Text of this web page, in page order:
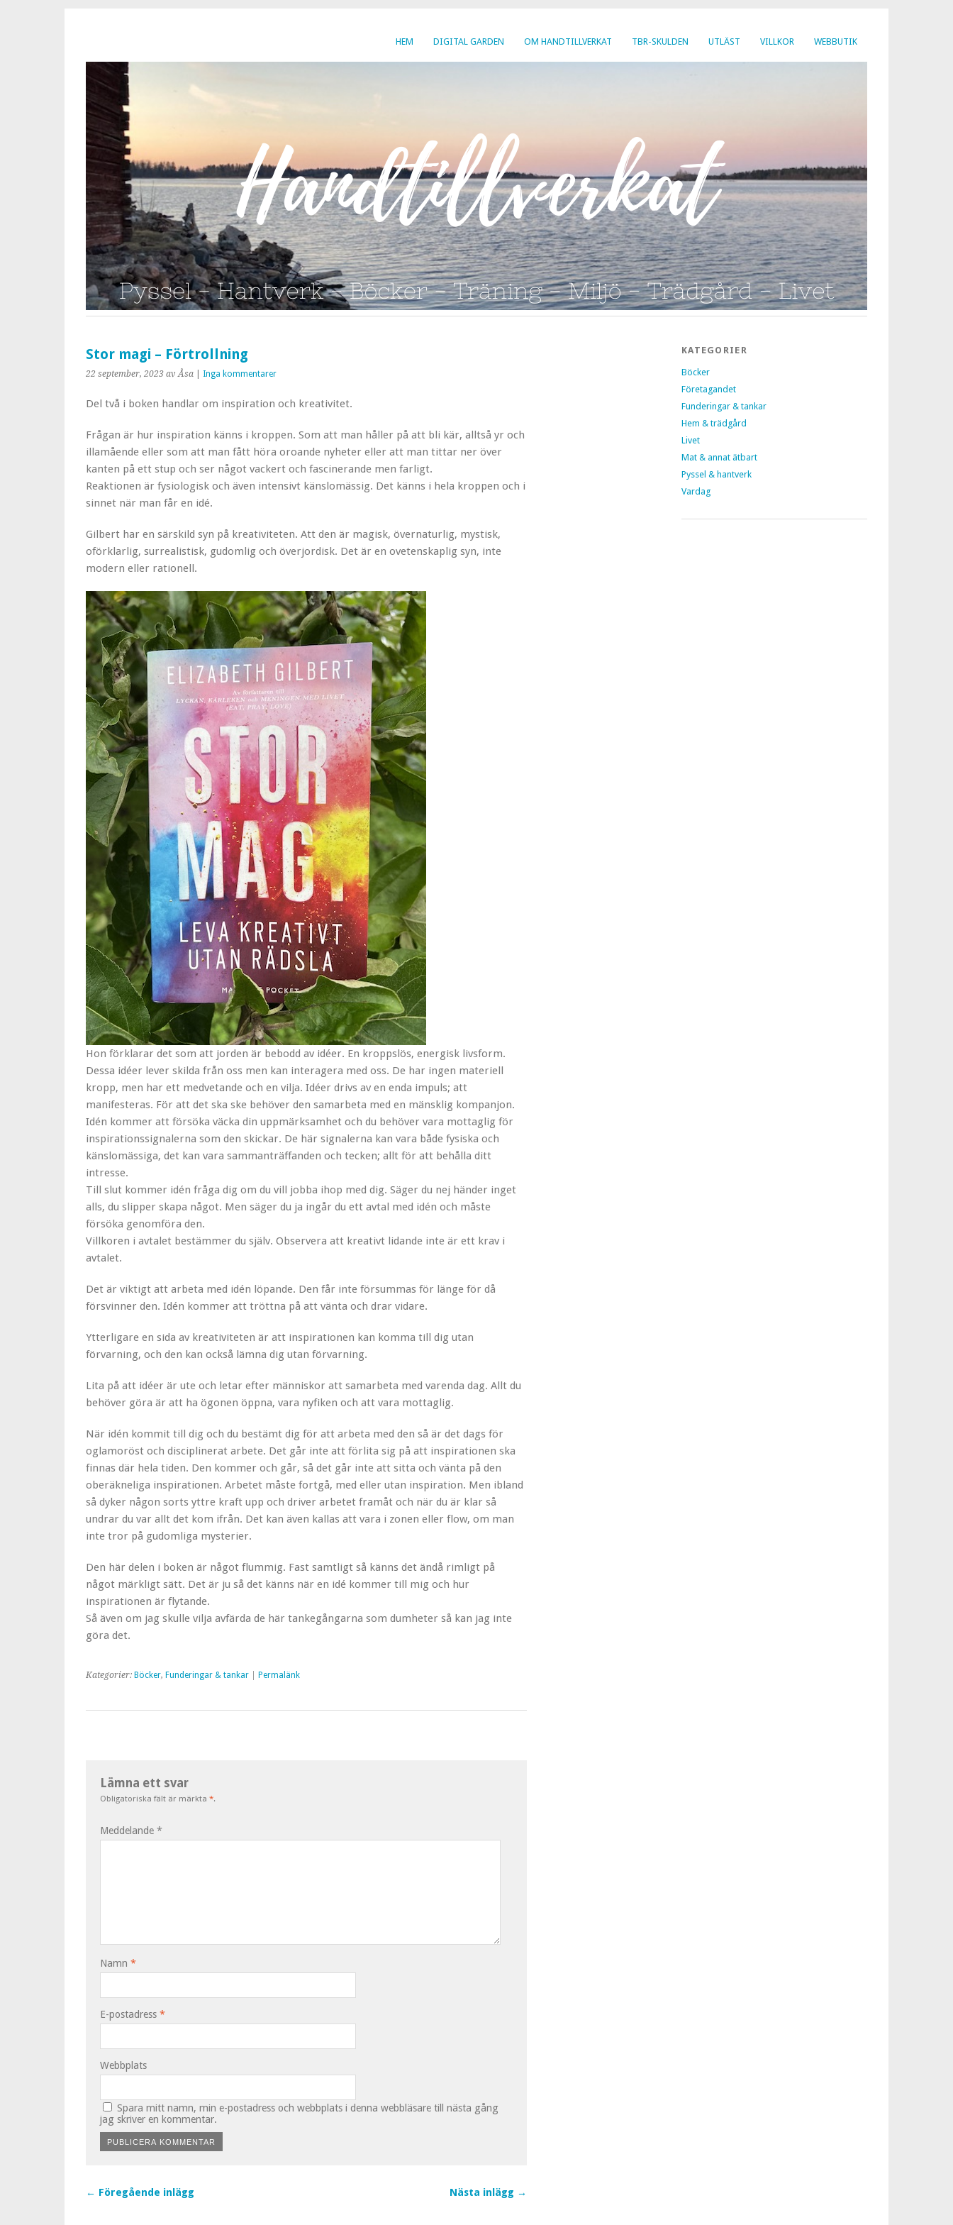
HEM DIGITAL GARDEN OM HANDTILLVERKAT TBR-SKULDEN UTLÄST VILLKOR WEBBUTIK
Stor magi – Förtrollning
22 september, 2023 av Åsa Inga kommentarer
Del två i boken handlar om inspiration och kreativitet.
Frågan är hur inspiration känns i kroppen. Som att man håller på att bli kär, alltså yr och
illamående eller som att man fått höra oroande nyheter eller att man tittar ner över
kanten på ett stup och ser något vackert och fascinerande men farligt.
Reaktionen är fysiologisk och även intensivt känslomässig. Det känns i hela kroppen och i
sinnet när man får en idé.
Gilbert har en särskild syn på kreativiteten. Att den är magisk, övernaturlig, mystisk,
oförklarlig, surrealistisk, gudomlig och överjordisk. Det är en ovetenskaplig syn, inte
modern eller rationell.
Hon förklarar det som att jorden är bebodd av idéer. En kroppslös, energisk livsform.
Dessa idéer lever skilda från oss men kan interagera med oss. De har ingen materiell
kropp, men har ett medvetande och en vilja. Idéer drivs av en enda impuls; att
manifesteras. För att det ska ske behöver den samarbeta med en mänsklig kompanjon.
Idén kommer att försöka väcka din uppmärksamhet och du behöver vara mottaglig för
inspirationssignalerna som den skickar. De här signalerna kan vara både fysiska och
känslomässiga, det kan vara sammanträffanden och tecken; allt för att behålla ditt
intresse.
Till slut kommer idén fråga dig om du vill jobba ihop med dig. Säger du nej händer inget
alls, du slipper skapa något. Men säger du ja ingår du ett avtal med idén och måste
försöka genomföra den.
Villkoren i avtalet bestämmer du själv. Observera att kreativt lidande inte är ett krav i
avtalet.
Det är viktigt att arbeta med idén löpande. Den får inte försummas för länge för då
försvinner den. Idén kommer att tröttna på att vänta och drar vidare.
Ytterligare en sida av kreativiteten är att inspirationen kan komma till dig utan
förvarning, och den kan också lämna dig utan förvarning.
Lita på att idéer är ute och letar efter människor att samarbeta med varenda dag. Allt du
behöver göra är att ha ögonen öppna, vara nyfiken och att vara mottaglig.
När idén kommit till dig och du bestämt dig för att arbeta med den så är det dags för
oglamoröst och disciplinerat arbete. Det går inte att förlita sig på att inspirationen ska
finnas där hela tiden. Den kommer och går, så det går inte att sitta och vänta på den
oberäkneliga inspirationen. Arbetet måste fortgå, med eller utan inspiration. Men ibland
så dyker någon sorts yttre kraft upp och driver arbetet framåt och när du är klar så
undrar du var allt det kom ifrån. Det kan även kallas att vara i zonen eller flow, om man
inte tror på gudomliga mysterier.
Den här delen i boken är något flummig. Fast samtligt så känns det ändå rimligt på
något märkligt sätt. Det är ju så det känns när en idé kommer till mig och hur
inspirationen är flytande.
Så även om jag skulle vilja avfärda de här tankegångarna som dumheter så kan jag inte
göra det.
Kategorier: Böcker, Funderingar & tankar Permalänk
Lämna ett svar
Obligatoriska fält är märkta *.
Meddelande *
Namn *
E-postadress *
Webbplats
Spara mitt namn, min e-postadress och webbplats i denna webbläsare till nästa gång
jag skriver en kommentar.
← Föregående inlägg Nästa inlägg →
KATEGORIER
Böcker
Företagandet
Funderingar & tankar
Hem & trädgård
Livet
Mat & annat ätbart
Pyssel & hantverk
Vardag